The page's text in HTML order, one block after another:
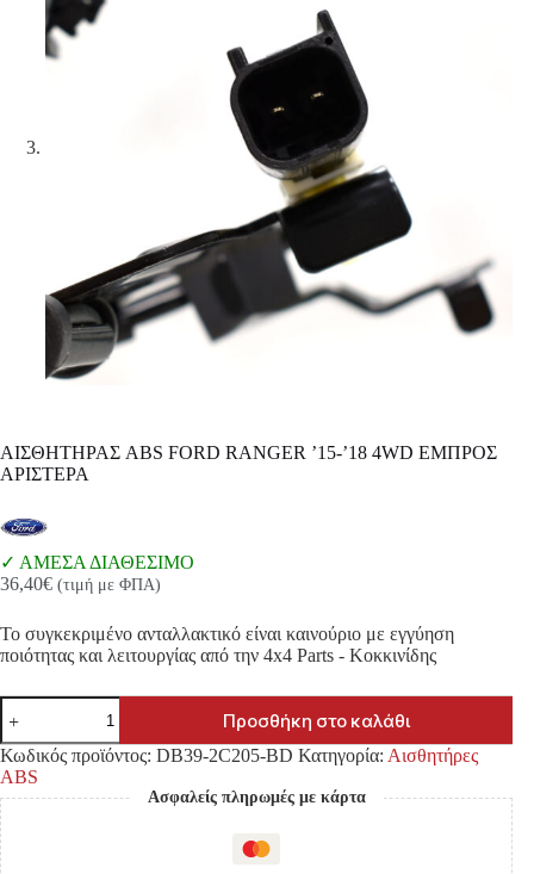
ΑΙΣΘΗΤΗΡΑΣ ABS FORD RANGER ’15-’18 4WD ΕΜΠΡΟΣ
ΑΡΙΣΤΕΡΑ
ΑΜΕΣΑ ΔΙΑΘΕΣΙΜΟ
36,40€ (τιμή με ΦΠΑ)
Το συγκεκριμένο ανταλλακτικό είναι καινούριο με εγγύηση
ποιότητας και λειτουργίας από την 4x4 Parts - Κοκκινίδης
ΑΙΣΘΗΤΗΡΑΣ
ABS
FORD
RANGER
'15-
'18
4WD
ΕΜΠΡΟΣ
ΑΡΙΣΤΕΡΑ
Προσθήκη στο καλάθι
Κωδικός προϊόντος: DB39-2C205-BD Κατηγορία: Αισθητήρες
ABS
Ασφαλείς πληρωμές με κάρτα